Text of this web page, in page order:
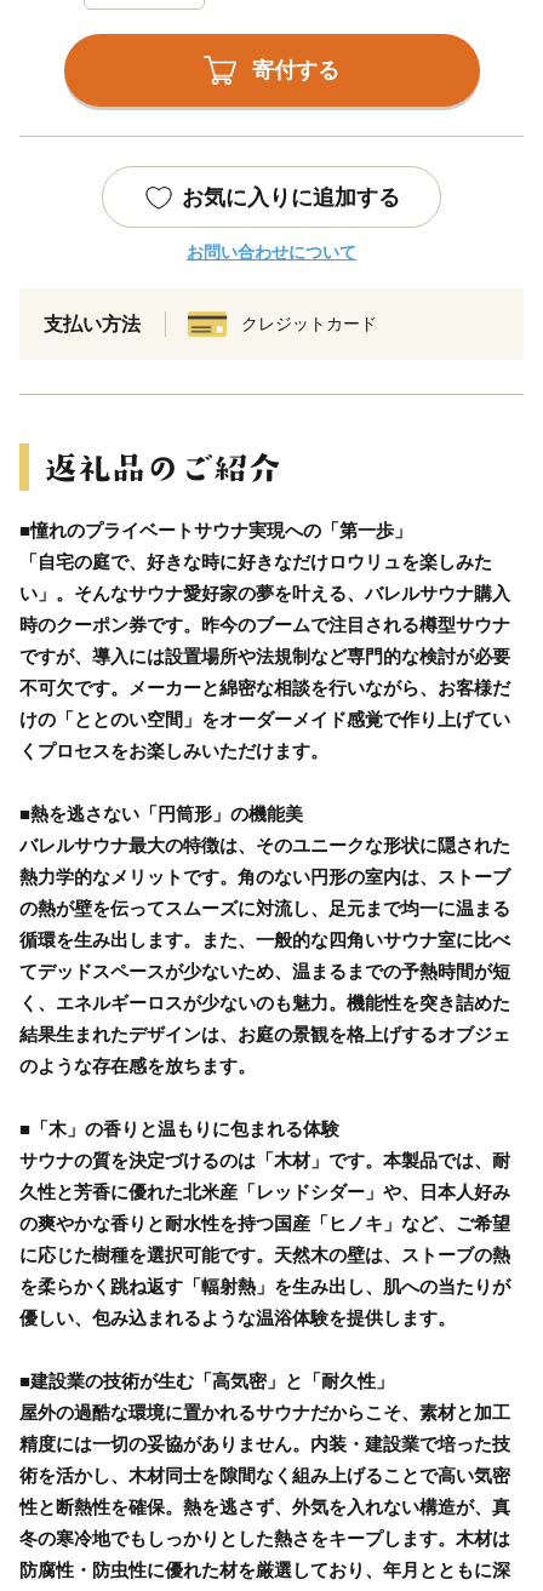
寄付する
お気に入りに追加する
お問い合わせについて
支払い方法 クレジットカード
■憧れのプライベートサウナ実現への「第一歩」
「自宅の庭で、好きな時に好きなだけロウリュを楽しみた
い」。そんなサウナ愛好家の夢を叶える、バレルサウナ購入
時のクーポン券です。昨今のブームで注目される樽型サウナ
ですが、導入には設置場所や法規制など専門的な検討が必要
不可欠です。メーカーと綿密な相談を行いながら、お客様だ
けの「ととのい空間」をオーダーメイド感覚で作り上げてい
くプロセスをお楽しみいただけます。
■熱を逃さない「円筒形」の機能美
バレルサウナ最大の特徴は、そのユニークな形状に隠された
熱力学的なメリットです。角のない円形の室内は、ストーブ
の熱が壁を伝ってスムーズに対流し、足元まで均一に温まる
循環を生み出します。また、一般的な四角いサウナ室に比べ
てデッドスペースが少ないため、温まるまでの予熱時間が短
く、エネルギーロスが少ないのも魅力。機能性を突き詰めた
結果生まれたデザインは、お庭の景観を格上げするオブジェ
のような存在感を放ちます。
■「木」の香りと温もりに包まれる体験
サウナの質を決定づけるのは「木材」です。本製品では、耐
久性と芳香に優れた北米産「レッドシダー」や、日本人好み
の爽やかな香りと耐水性を持つ国産「ヒノキ」など、ご希望
に応じた樹種を選択可能です。天然木の壁は、ストーブの熱
を柔らかく跳ね返す「輻射熱」を生み出し、肌への当たりが
優しい、包み込まれるような温浴体験を提供します。
■建設業の技術が生む「高気密」と「耐久性」
屋外の過酷な環境に置かれるサウナだからこそ、素材と加工
精度には一切の妥協がありません。内装・建設業で培った技
術を活かし、木材同士を隙間なく組み上げることで高い気密
性と断熱性を確保。熱を逃さず、外気を入れない構造が、真
冬の寒冷地でもしっかりとした熱さをキープします。木材は
防腐性・防虫性に優れた材を厳選しており、年月とともに深